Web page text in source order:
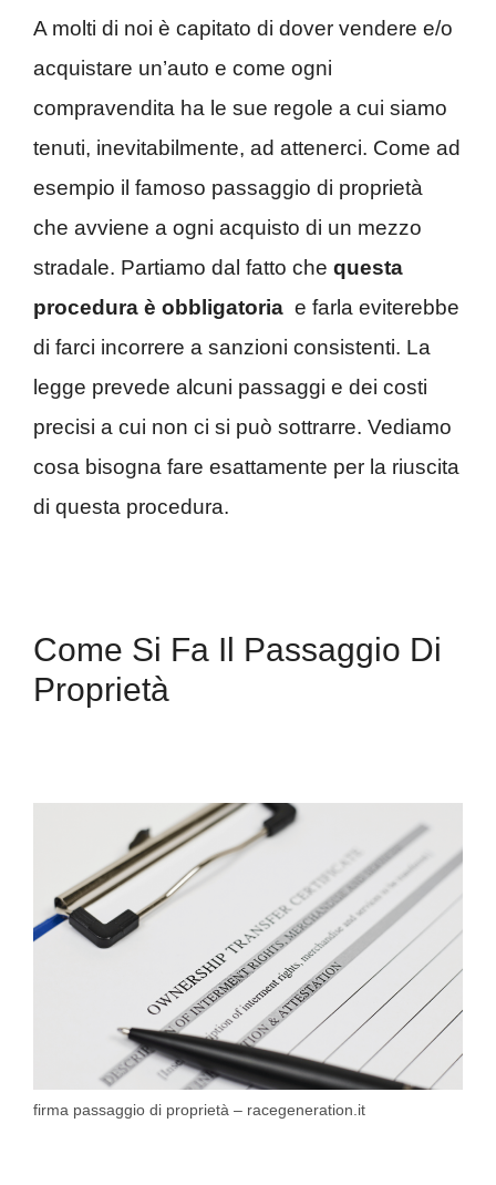
A molti di noi è capitato di dover vendere e/o
acquistare un’auto e come ogni
compravendita ha le sue regole a cui siamo
tenuti, inevitabilmente, ad attenerci. Come ad
esempio il famoso passaggio di proprietà
che avviene a ogni acquisto di un mezzo
stradale. Partiamo dal fatto che questa
procedura è obbligatoria e farla eviterebbe
di farci incorrere a sanzioni consistenti. La
legge prevede alcuni passaggi e dei costi
precisi a cui non ci si può sottrarre. Vediamo
cosa bisogna fare esattamente per la riuscita
di questa procedura.
Come Si Fa Il Passaggio Di
Proprietà
firma passaggio di proprietà – racegeneration.it